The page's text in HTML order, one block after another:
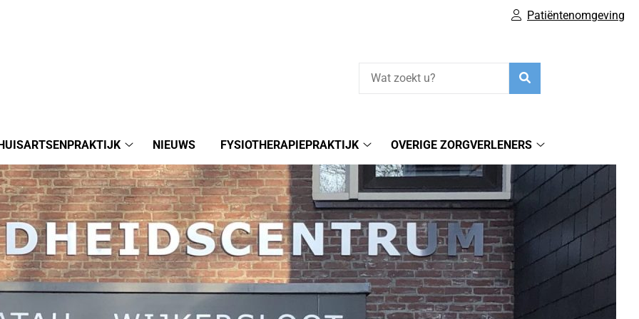
Patiëntenomgeving
HUISARTSENPRAKTIJK
submenu
NIEUWS
FYSIOTHERAPIEPRAKTIJK
submenu
OVERIGE ZORGVERLENERS
zorgverleners
submenu